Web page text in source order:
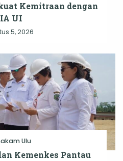
Kemitraan dengan
UI
5, 2026
Ulu
Kemenkes Pantau